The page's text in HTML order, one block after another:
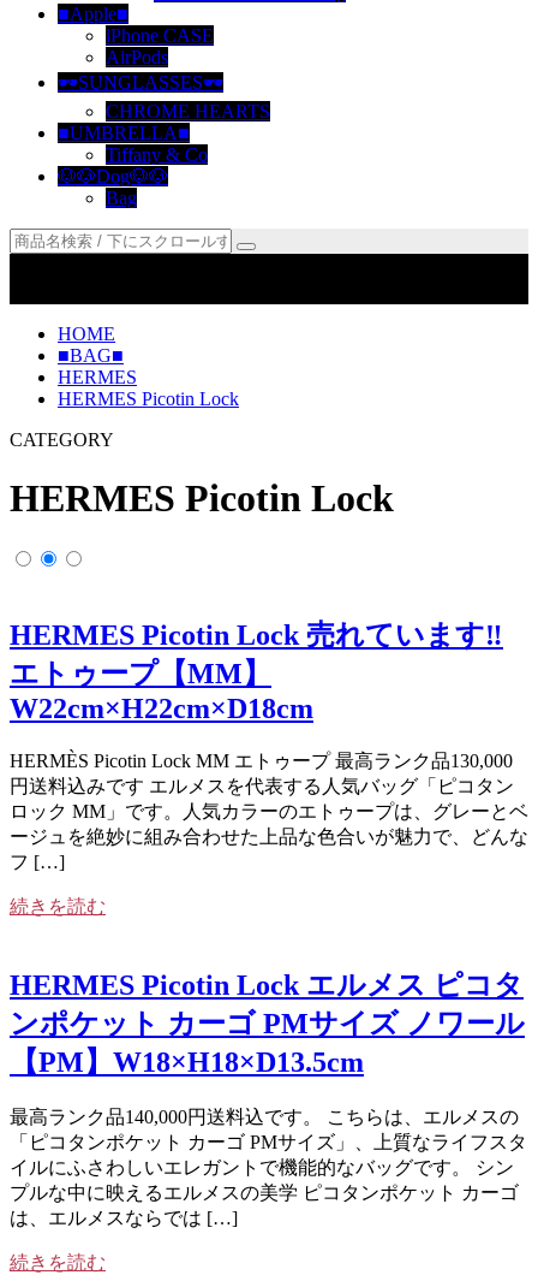
■Apple■
iPhone CASE
AirPods
🕶SUNGLASSES🕶
CHROME HEARTS
■UMBRELLA■
Tiffany & Co
🐶🐶Dog🐶🐶
Bag
HOME
■BAG■
HERMES
HERMES Picotin Lock
CATEGORY
HERMES Picotin Lock
HERMES Picotin Lock 売れています‼️
エトゥープ【MM】
W22cm×H22cm×D18cm
HERMÈS Picotin Lock MM エトゥープ 最高ランク品130,000
円送料込みです エルメスを代表する人気バッグ「ピコタン
ロック MM」です。人気カラーのエトゥープは、グレーとベ
ージュを絶妙に組み合わせた上品な色合いが魅力で、どんな
フ […]
続きを読む
HERMES Picotin Lock エルメス ピコタ
ンポケット カーゴ PMサイズ ノワール
【PM】W18×H18×D13.5cm
最高ランク品140,000円送料込です。 こちらは、エルメスの
「ピコタンポケット カーゴ PMサイズ」、上質なライフスタ
イルにふさわしいエレガントで機能的なバッグです。 シン
プルな中に映えるエルメスの美学 ピコタンポケット カーゴ
は、エルメスならでは […]
続きを読む